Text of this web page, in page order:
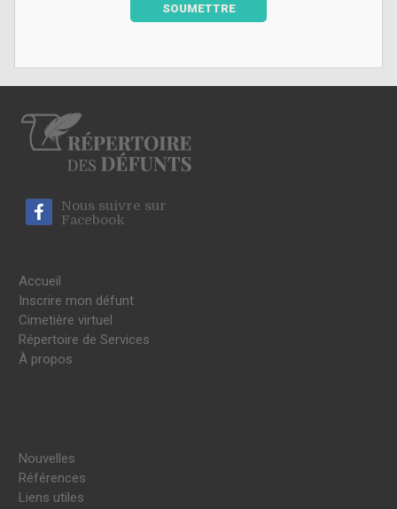
SOUMETTRE
Nous suivre sur
Facebook
Accueil
Inscrire mon défunt
Cimetière virtuel
Répertoire de Services
À propos
Nouvelles
Références
Liens utiles